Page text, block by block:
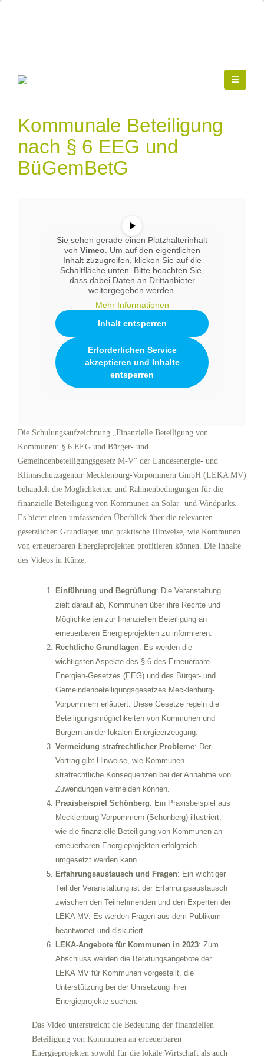
Kommunale Beteiligung
nach § 6 EEG und
BüGemBetG
Sie sehen gerade einen Platzhalterinhalt
von Vimeo . Um auf den eigentlichen
Inhalt zuzugreifen, klicken Sie auf die
Schaltfläche unten. Bitte beachten Sie,
dass dabei Daten an Drittanbieter
weitergegeben werden.
Mehr Informationen
Inhalt entsperren
Erforderlichen Service
akzeptieren und Inhalte
entsperren
Die Schulungsaufzeichnung „Finanzielle Beteiligung von
Kommunen: § 6 EEG und Bürger- und
Gemeindenbeteiligungsgesetz M-V“ der Landesenergie- und
Klimaschutzagentur Mecklenburg-Vorpommern GmbH (LEKA MV)
behandelt die Möglichkeiten und Rahmenbedingungen für die
finanzielle Beteiligung von Kommunen an Solar- und Windparks.
Es bietet einen umfassenden Überblick über die relevanten
gesetzlichen Grundlagen und praktische Hinweise, wie Kommunen
von erneuerbaren Energieprojekten profitieren können. Die Inhalte
des Videos in Kürze:
Einführung und Begrüßung: Die Veranstaltung
zielt darauf ab, Kommunen über ihre Rechte und
Möglichkeiten zur finanziellen Beteiligung an
erneuerbaren Energieprojekten zu informieren.
Rechtliche Grundlagen: Es werden die
wichtigsten Aspekte des § 6 des Erneuerbare-
Energien-Gesetzes (EEG) und des Bürger- und
Gemeindenbeteiligungsgesetzes Mecklenburg-
Vorpommern erläutert. Diese Gesetze regeln die
Beteiligungsmöglichkeiten von Kommunen und
Bürgern an der lokalen Energieerzeugung.
Vermeidung strafrechtlicher Probleme: Der
Vortrag gibt Hinweise, wie Kommunen
strafrechtliche Konsequenzen bei der Annahme von
Zuwendungen vermeiden können.
Praxisbeispiel Schönberg: Ein Praxisbeispiel aus
Mecklenburg-Vorpommern (Schönberg) illustriert,
wie die finanzielle Beteiligung von Kommunen an
erneuerbaren Energieprojekten erfolgreich
umgesetzt werden kann.
Erfahrungsaustausch und Fragen: Ein wichtiger
Teil der Veranstaltung ist der Erfahrungsaustausch
zwischen den Teilnehmenden und den Experten der
LEKA MV. Es werden Fragen aus dem Publikum
beantwortet und diskutiert.
LEKA-Angebote für Kommunen in 2023: Zum
Abschluss werden die Beratungsangebote der
LEKA MV für Kommunen vorgestellt, die
Unterstützung bei der Umsetzung ihrer
Energieprojekte suchen.
Das Video unterstreicht die Bedeutung der finanziellen
Beteiligung von Kommunen an erneuerbaren
Energieprojekten sowohl für die lokale Wirtschaft als auch